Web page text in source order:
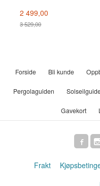
2 499,00
3 529,00
Forside Bli kunde
Pergolaguiden
Gavekort
Frakt